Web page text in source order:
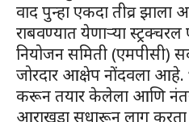
वाद पुन्हा एकदा तीव्र
राबवण्यात येणाऱ्या स्ट्रक्चरल
नियोजन समिती (एमपीसी)
जोरदार आक्षेप नोंदवला
करून तयार केलेला आणि नंतर
आराखडा सुधारून लागू